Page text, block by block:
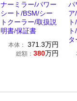
ナーミラー/パワー
シート/BSM/シー
トクーラー/取扱説
明書/保証書
本体： 371.3万円
総額： 380万円
パ
ア